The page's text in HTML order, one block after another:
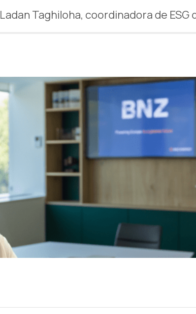
Ladan Taghiloha, coordinadora de ESG